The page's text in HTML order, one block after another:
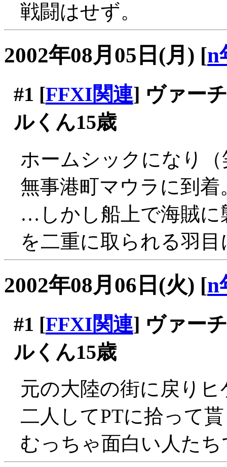
戦闘はせず。
2002年08月05日(月) [n
#1 [FFXI関連] ヴァー
ルくん15歳
ホームシックになり
無事港町マウラに到着
…しかし船上で海賊に
を二重に取られる羽目
2002年08月06日(火) [n
#1 [FFXI関連] ヴァー
ルくん15歳
元の大陸の街に戻り
二人してPTに拾って
むっちゃ面白い人た